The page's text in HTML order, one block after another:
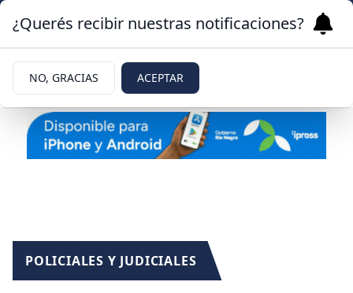
POLICIALES Y JUDICIALES
¿Querés recibir nuestras notificaciones?
NO, GRACIAS ACEPTAR